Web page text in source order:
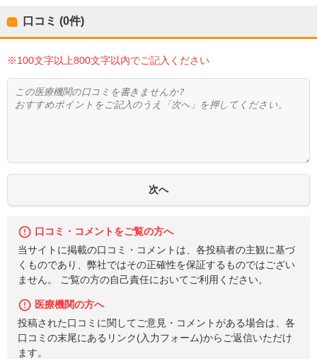
口コミ (0件)
※100文字以上800文字以内でご記入ください
口コミ・コメントをご覧の方へ
当サイトに掲載の口コミ・コメントは、各投稿者の主観に基づ
くものであり、弊社ではその正確性を保証するものではござい
ません。 ご覧の方の自己責任においてご利用ください。
医療機関の方へ
投稿された口コミに関してご意見・コメントがある場合は、各
口コミの末尾にあるリンク(入力フォーム)からご返信いただけ
ます。